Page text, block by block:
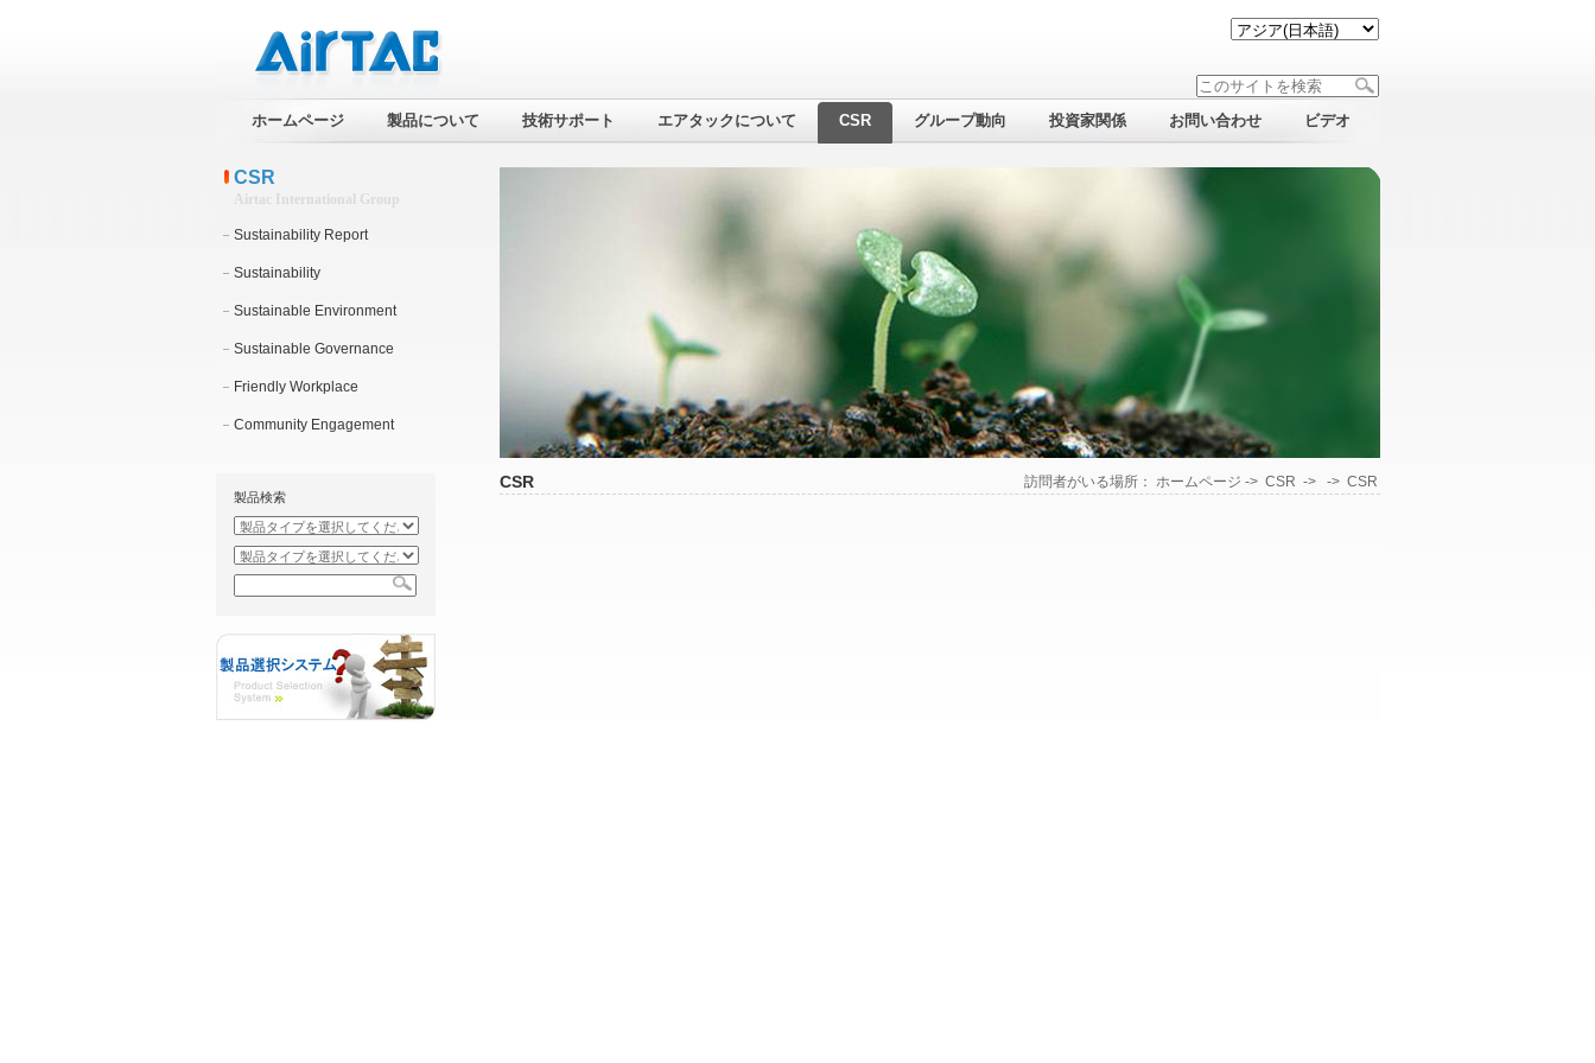
ホームページ 製品について 技術サポート エアタックについて CSR グループ動向 投資家関係 お問い合わせ ビデオ
CSR
Airtac International Group
Sustainability Report
Sustainability
Sustainable Environment
Sustainable Governance
Friendly Workplace
Community Engagement
製品検索
CSR 訪問者がいる場所： ホームページ -> CSR -> -> CSR